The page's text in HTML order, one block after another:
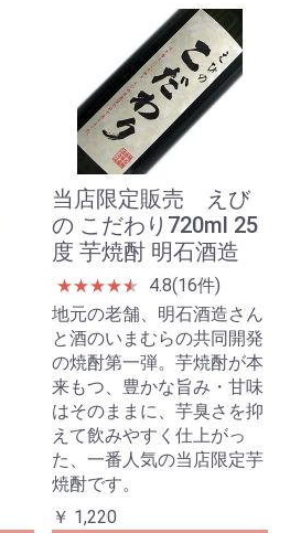
当店限定販売 えび
の こだわり720ml 25
度 芋焼酎 明石酒造
★★★★★
★
4.8(16件)
地元の老舗、明石酒造さん
と酒のいまむらの共同開発
の焼酎第一弾。芋焼酎が本
来もつ、豊かな旨み・甘味
はそのままに、芋臭さを抑
えて飲みやすく仕上がっ
た、一番人気の当店限定芋
焼酎です。
￥ 1,220